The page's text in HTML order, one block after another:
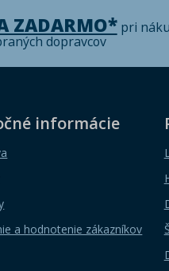
ZADARMO*pri
dopravcov
informácie
a hodnotenie zákazníkov